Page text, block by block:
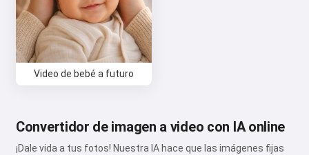
Video de bebé a futuro
Convertidor de imagen a video con IA online
¡Dale vida a tus fotos! Nuestra IA hace que las imágenes fijas